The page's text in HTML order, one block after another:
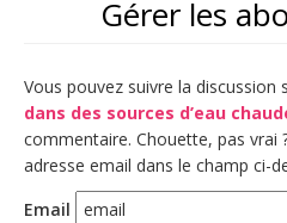
Gérer les
Vous pouvez suivre la discussion
dans des sources d’eau
commentaire. Chouette, pas vrai
adresse email dans le champ ci-
Email